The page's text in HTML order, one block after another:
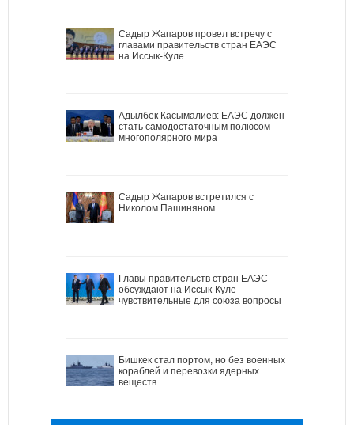
Садыр Жапаров провел встречу с
главами правительств стран ЕАЭС
на Иссык-Куле
Адылбек Касымалиев: ЕАЭС должен
стать самодостаточным полюсом
многополярного мира
Садыр Жапаров встретился с
Николом Пашиняном
Главы правительств стран ЕАЭС
обсуждают на Иссык-Куле
чувствительные для союза вопросы
Бишкек стал портом, но без военных
кораблей и перевозки ядерных
веществ